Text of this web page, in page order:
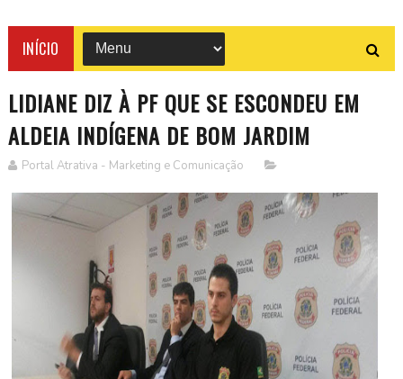
INÍCIO
LIDIANE DIZ À PF QUE SE ESCONDEU EM
ALDEIA INDÍGENA DE BOM JARDIM
Portal Atrativa - Marketing e Comunicação